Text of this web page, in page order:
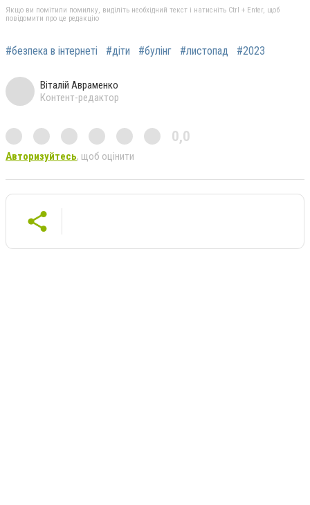
Якщо ви помітили помилку, виділіть необхідний текст і натисніть Ctrl + Enter, щоб
повідомити про це редакцію
#безпека в інтернеті #діти #булінг #листопад #2023
Віталій Авраменко
Контент-редактор
0,0
Авторизуйтесь, щоб оцінити